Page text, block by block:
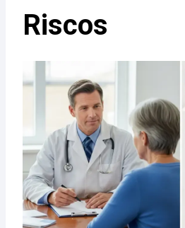
Riscos